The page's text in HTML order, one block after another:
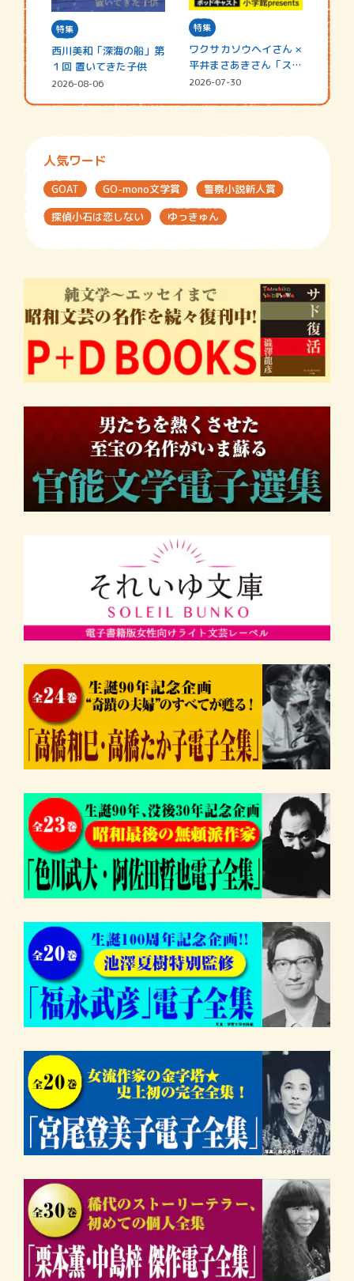
特集
西川美和「深海の船」第
１回 置いてきた子供
2026-08-06
特集
ワクサカソウヘイさん ×
平井まさあきさん「スペ
シャ…
2026-07-30
人気ワード
GOAT GO-mono文学賞
警察小説新人賞
探偵小石は恋しない
ゆっきゅん